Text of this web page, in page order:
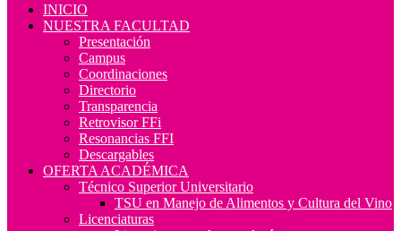
INICIO
NUESTRA FACULTAD
Presentación
Campus
Coordinaciones
Directorio
Transparencia
Retrovisor FFi
Resonancias FFI
Descargables
OFERTA ACADÉMICA
Técnico Superior Universitario
TSU en Manejo de Alimentos y Cultura del Vino
Licenciaturas